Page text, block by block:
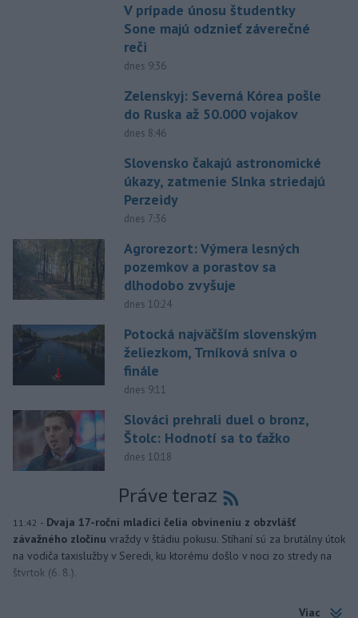
V prípade únosu študentky
Sone majú odznieť záverečné
reči
dnes 9:36
Zelenskyj: Severná Kórea pošle
do Ruska až 50.000 vojakov
dnes 8:46
Slovensko čakajú astronomické
úkazy, zatmenie Slnka striedajú
Perzeidy
dnes 7:36
Agrorezort: Výmera lesných
pozemkov a porastov sa
dlhodobo zvyšuje
dnes 10:24
Potocká najväčším slovenským
želiezkom, Trníková sníva o
finále
dnes 9:11
Slováci prehrali duel o bronz,
Štolc: Hodnotí sa to ťažko
dnes 10:18
Práve teraz
11:42 - Dvaja 17-roční mladíci čelia obvineniu z obzvlášť
závažného zločinu vraždy v štádiu pokusu. Stíhaní sú za brutálny útok
na vodiča taxislužby v Seredi, ku ktorému došlo v noci zo stredy na
štvrtok (6. 8.).
Viac